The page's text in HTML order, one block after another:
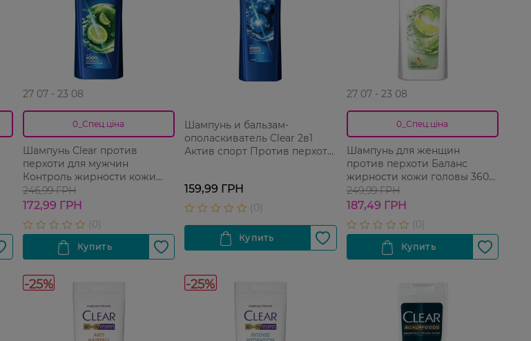
27 07 - 23 08
0_Спец.ціна
Шампунь Clear против
перхоти для мужчин
Контроль жирности кожи
головы 360 мл
246,99 ГРН
172,99 ГРН
Шампунь и бальзам-
ополаскиватель Clear 2в1
Актив спорт Против перхоти
159,99 ГРН
27 07 - 23 08
0_Спец.ціна
Шампунь для женщин
против перхоти Баланс
жирности кожи головы 360
мл
249,99 ГРН
187,49 ГРН
-25% -25%